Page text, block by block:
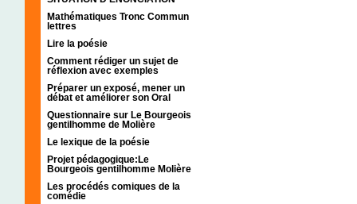
Mathématiques Tronc Commun
lettres
Lire la poésie
Comment rédiger un sujet de
réflexion avec exemples
Préparer un exposé, mener un
débat et améliorer son Oral
Questionnaire sur Le Bourgeois
gentilhomme de Molière
Le lexique de la poésie
Projet pédagogique:Le
Bourgeois gentilhomme Molière
Les procédés comiques de la
comédie